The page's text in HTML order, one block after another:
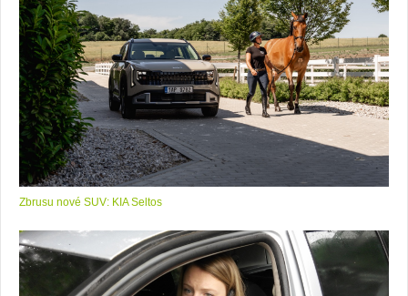
Zbrusu nové SUV: KIA Seltos